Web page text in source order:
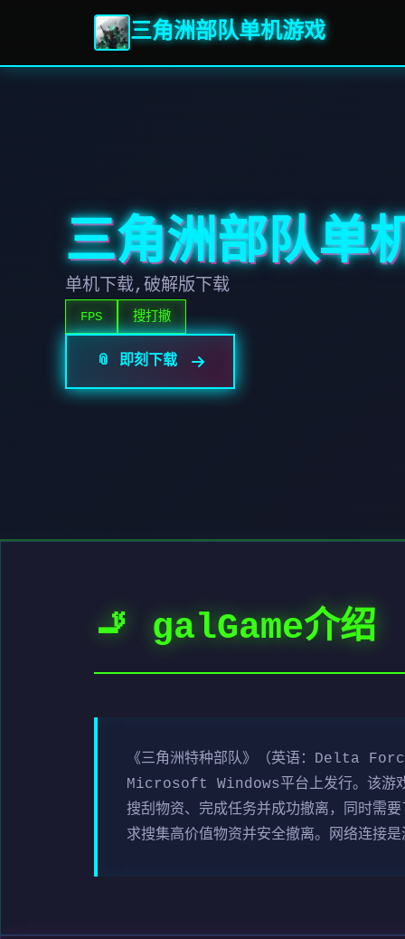
三角洲部队单机游戏
三角洲部队单
单机下载,破解版下载
FPS 搜打撤
📎 即刻下载
🚬 galGame介绍
《三角洲特种部队》（英语：Delta
Microsoft Windows平台上发行。该游戏
搜刮物资、完成任务并成功撤离，同时需
求搜集高价值物资并安全撤离。网络连接